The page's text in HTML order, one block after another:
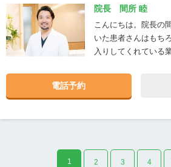
院長 間所 睦
こんにちは。院長の
いた患者さんはもち
入りしてくれている
い”、そんな思いで
幸いなことに多くの
より理想的な病院を
電話予約
1 2 3 4